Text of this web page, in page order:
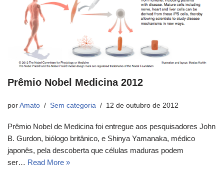
Prêmio Nobel Medicina 2012
por Amato Sem categoria 12 de outubro de 2012
Prêmio Nobel de Medicina foi entregue aos pesquisadores John
B. Gurdon, biólogo britânico, e Shinya Yamanaka, médico
japonês, pela descoberta que células maduras podem
ser… Read More »